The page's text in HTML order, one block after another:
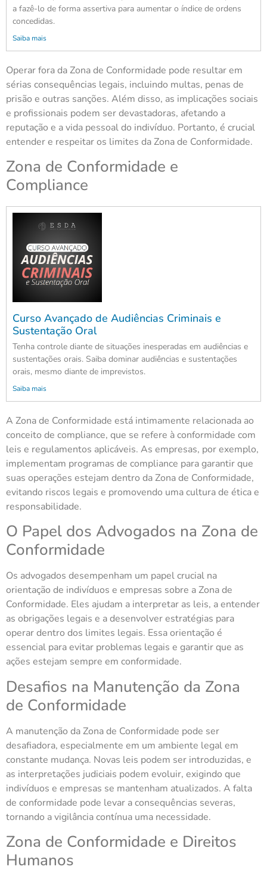
a fazê-lo de forma assertiva para aumentar o índice de ordens
concedidas.
Saiba mais
Operar fora da Zona de Conformidade pode resultar em
sérias consequências legais, incluindo multas, penas de
prisão e outras sanções. Além disso, as implicações sociais
e profissionais podem ser devastadoras, afetando a
reputação e a vida pessoal do indivíduo. Portanto, é crucial
entender e respeitar os limites da Zona de Conformidade.
Zona de Conformidade e
Compliance
Curso Avançado de Audiências Criminais e
Sustentação Oral
Tenha controle diante de situações inesperadas em audiências e
sustentações orais. Saiba dominar audiências e sustentações
orais, mesmo diante de imprevistos.
Saiba mais
A Zona de Conformidade está intimamente relacionada ao
conceito de compliance, que se refere à conformidade com
leis e regulamentos aplicáveis. As empresas, por exemplo,
implementam programas de compliance para garantir que
suas operações estejam dentro da Zona de Conformidade,
evitando riscos legais e promovendo uma cultura de ética e
responsabilidade.
O Papel dos Advogados na Zona de
Conformidade
Os advogados desempenham um papel crucial na
orientação de indivíduos e empresas sobre a Zona de
Conformidade. Eles ajudam a interpretar as leis, a entender
as obrigações legais e a desenvolver estratégias para
operar dentro dos limites legais. Essa orientação é
essencial para evitar problemas legais e garantir que as
ações estejam sempre em conformidade.
Desafios na Manutenção da Zona
de Conformidade
A manutenção da Zona de Conformidade pode ser
desafiadora, especialmente em um ambiente legal em
constante mudança. Novas leis podem ser introduzidas, e
as interpretações judiciais podem evoluir, exigindo que
indivíduos e empresas se mantenham atualizados. A falta
de conformidade pode levar a consequências severas,
tornando a vigilância contínua uma necessidade.
Zona de Conformidade e Direitos
Humanos